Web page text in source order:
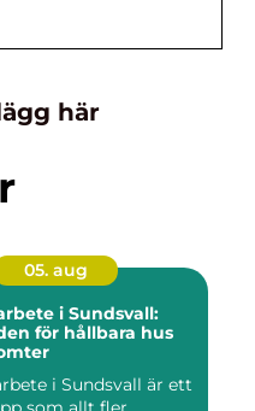
här
05. aug
i Sundsvall:
för hållbara hus
i Sundsvall är ett